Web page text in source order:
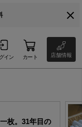
イン カート 店舗情報
枚。31年目の